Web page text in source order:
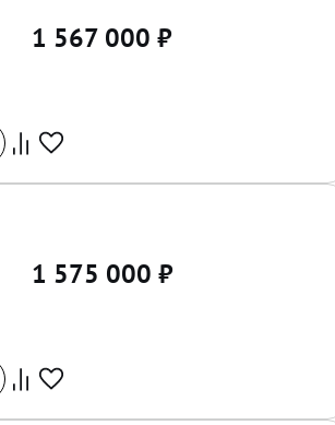
1 567 000 ₽
1 575 000 ₽